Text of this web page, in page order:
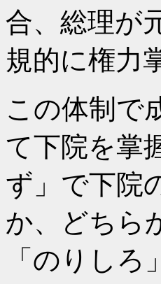
合、総理が
規的に権力
この体制で
て下院を掌
ず」で下院
か、どちら
「のりし